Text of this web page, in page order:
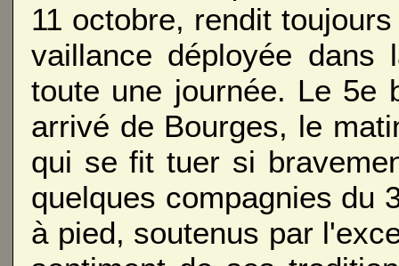
11 octobre, rendit
vaillance déployée dans
toute une journée. Le 5e
arrivé de Bourges, le
qui se fit tuer si
quelques compagnies du
à pied, soutenus par